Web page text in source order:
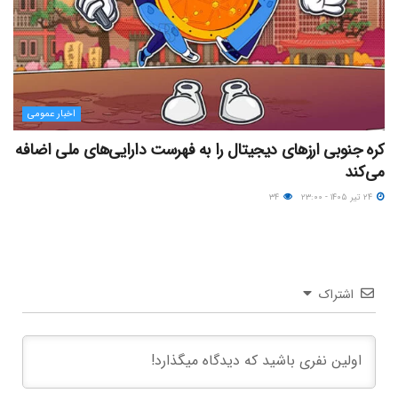
اخبار عمومی
کره جنوبی ارزهای دیجیتال را به فهرست دارایی‌های ملی اضافه
می‌کند
اشتراک